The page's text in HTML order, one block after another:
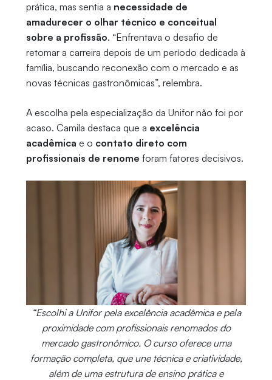
prática, mas sentia a necessidade de
amadurecer o olhar técnico e conceitual
sobre a profissão. “Enfrentava o desafio de
retomar a carreira depois de um período dedicada à
família, buscando reconexão com o mercado e as
novas técnicas gastronômicas”, relembra.
A escolha pela especialização da Unifor não foi por
acaso. Camila destaca que a excelência
acadêmica e o contato direto com
profissionais de renome foram fatores decisivos.
“Escolhi a Unifor pela excelência acadêmica e pela
proximidade com profissionais renomados do
mercado gastronômico. O curso oferece uma
formação completa, que une técnica e criatividade,
além de uma estrutura de ensino prática e